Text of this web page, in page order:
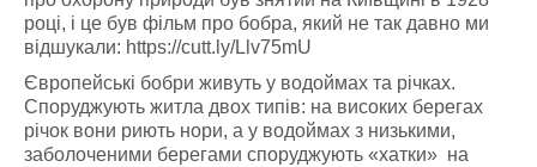
році, і це був фільм про бобра, який не так давно ми
відшукали: https://cutt.ly/Llv75mU
Європейські бобри живуть у водоймах та річках.
Споруджують житла двох типів: на високих берегах
річок вони риють нори, а у водоймах з низькими,
заболоченими берегами споруджують «хатки» на